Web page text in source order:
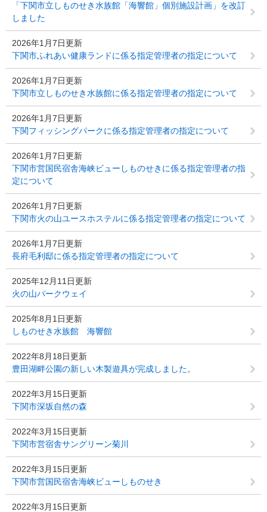
「下関市立しものせき水族館「海響館」個別施設計画」を改訂
しました
2026年1月7日更新
下関市ふれあい健康ランドに係る指定管理者の指定について
2026年1月7日更新
下関市立しものせき水族館に係る指定管理者の指定について
2026年1月7日更新
下関フィッシングパークに係る指定管理者の指定について
2026年1月7日更新
下関市営国民宿舎海峡ビューしものせきに係る指定管理者の指
定について
2026年1月7日更新
下関市火の山ユースホステルに係る指定管理者の指定について
2026年1月7日更新
長府毛利邸に係る指定管理者の指定について
2025年12月11日更新
火の山パークウェイ
2025年8月1日更新
しものせき水族館 海響館
2022年8月18日更新
豊田湖畔公園の新しい木製遊具が完成しました。
2022年3月15日更新
下関市深坂自然の森
2022年3月15日更新
下関市営宿舎サングリーン菊川
2022年3月15日更新
下関市営国民宿舎海峡ビューしものせき
2022年3月15日更新